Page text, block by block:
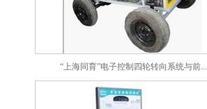
“上海同育”电子控制四轮转向系统与前...